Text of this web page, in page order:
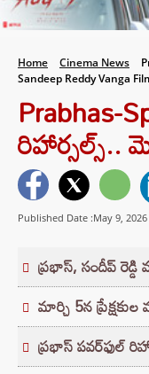
Home Cinema News
Sandeep Reddy Vanga
Prabhas-
రిహార్సల్స్‌..
Published Date :May 9, 2026
ప్రభాస్, సందీప్
మార్చి 5న ప్రేక్షకుల
ప్రభాస్ పవర్‌ఫుల్